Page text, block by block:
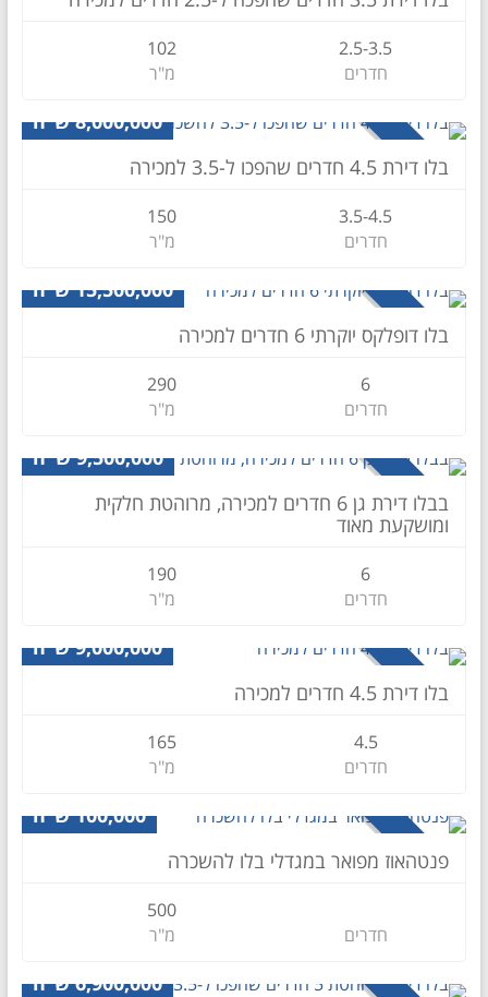
2.5-3.5
חדרים
102
מ"ר
למכירה
8,000,000 ש״ח
בלו דירת 4.5 חדרים שהפכו ל-3.5 למכירה
3.5-4.5
חדרים
150
מ"ר
למכירה
15,500,000 ש״ח
בלו דופלקס יוקרתי 6 חדרים למכירה
6
חדרים
290
מ"ר
למכירה
9,500,000 ש"ח
בבלו דירת גן 6 חדרים למכירה, מרוהטת חלקית
ומושקעת מאוד
6
חדרים
190
מ"ר
למכירה
9,000,000 ש״ח
בלו דירת 4.5 חדרים למכירה
4.5
חדרים
165
מ"ר
להשכרה
100,000 ש״ח
פנטהאוז מפואר במגדלי בלו להשכרה
חדרים
500
מ"ר
6,900,000 ש״ח